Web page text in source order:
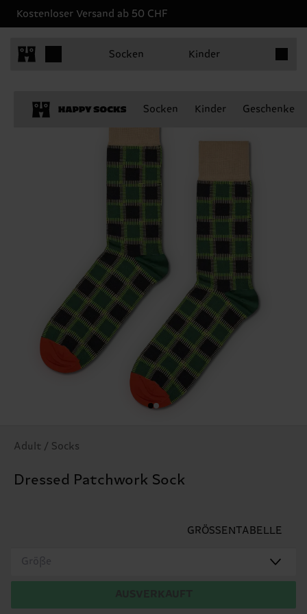
Kostenloser Versand ab 50 CHF
Socken Kinder
Socken Kinder Geschenke
Adult / Socks
Dressed Patchwork Sock
GRÖSSENTABELLE
Größe